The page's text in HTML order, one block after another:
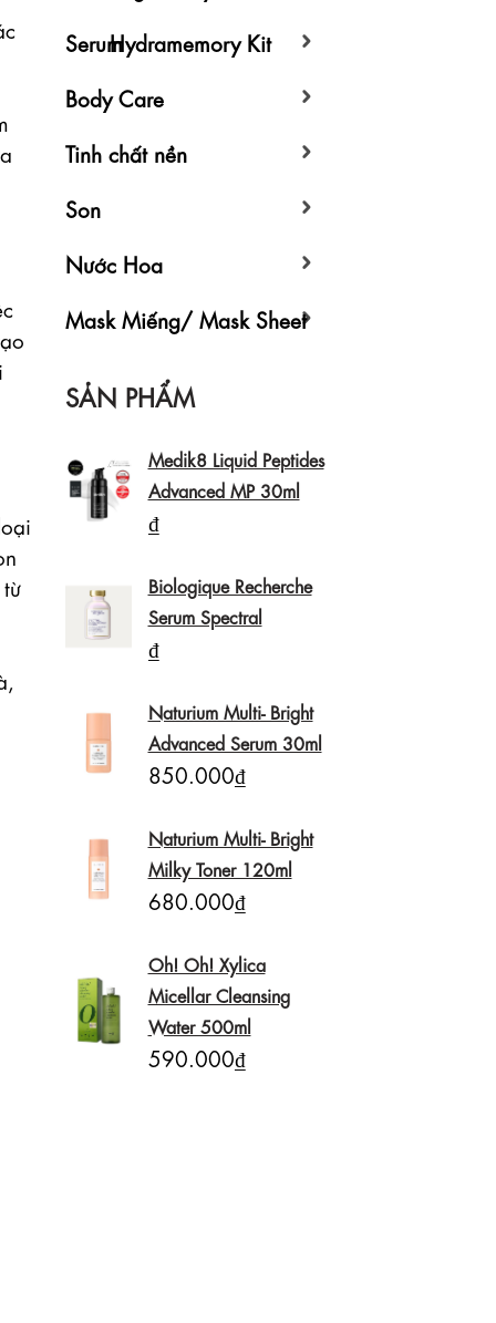
Hydramemory Kit
Serum
Body Care
Tinh chất nền
Son
Nước Hoa
Mask Miếng/ Mask Sheet
SẢN PHẨM
Medik8 Liquid Peptides
Advanced MP 30ml
₫
Biologique Recherche
Serum Spectral
₫
Naturium Multi- Bright
Advanced Serum 30ml
850.000₫
Naturium Multi- Bright
Milky Toner 120ml
680.000₫
Oh! Oh! Xylica
Micellar Cleansing
Water 500ml
590.000₫